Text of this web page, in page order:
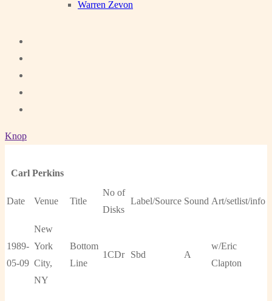
Warren Zevon
Knop
Carl Perkins
Date Venue Title
No of
Disks
Label/Source Sound Art/setlist/info
1989-
05-09
New
York
City,
NY
Bottom
Line
1CDr Sbd A
w/Eric
Clapton